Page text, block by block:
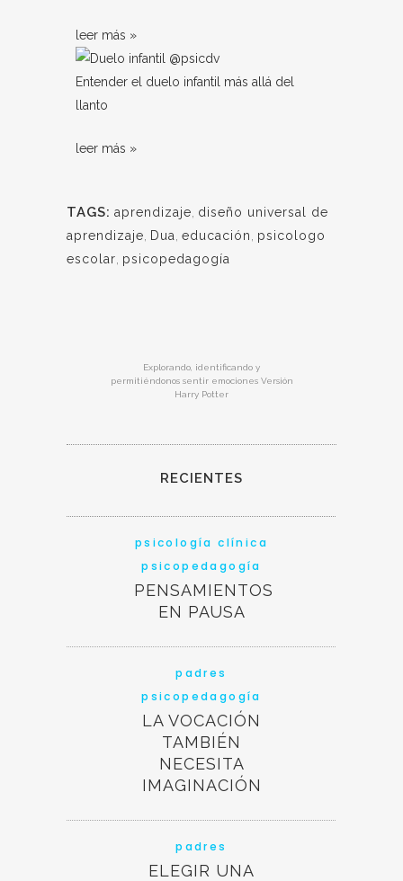
leer más »
Entender el duelo infantil más allá del
llanto
leer más »
TAGS: aprendizaje diseño universal de
aprendizaje
Dua educación
psicologo
escolar psicopedagogía
Explorando, identificando y
permitiéndonos sentir emociones Versión
Harry Potter
RECIENTES
psicología clínica
psicopedagogía
PENSAMIENTOS
EN PAUSA
padres
psicopedagogía
LA VOCACIÓN
TAMBIÉN
NECESITA
IMAGINACIÓN
padres
ELEGIR UNA